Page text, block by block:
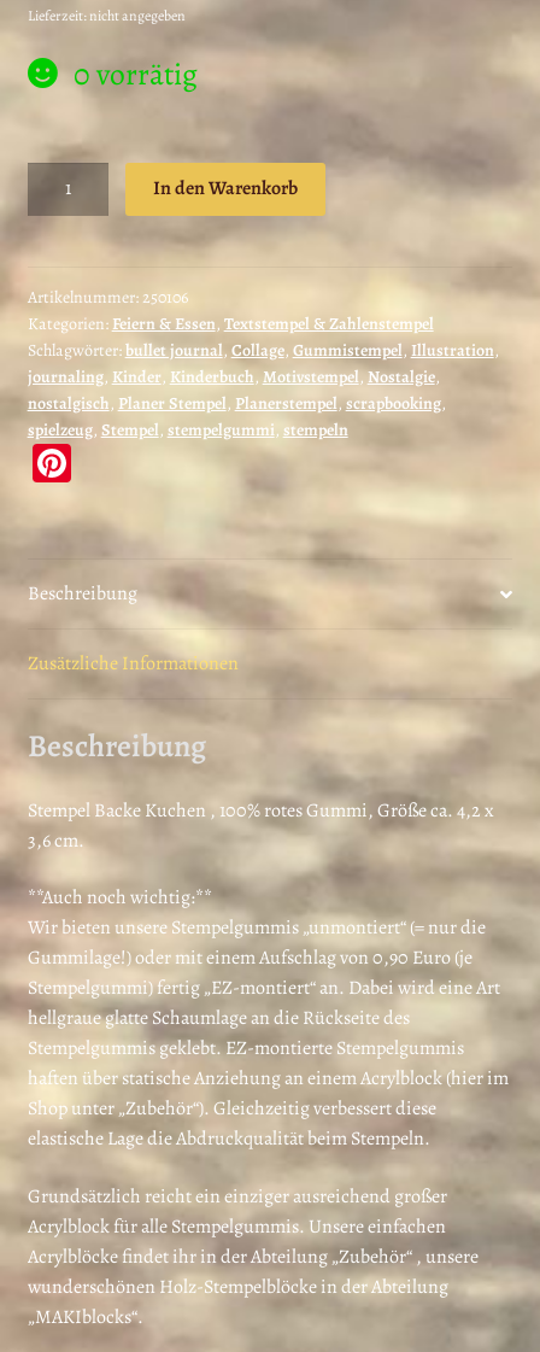
Lieferzeit: nicht angegeben
0 vorrätig
Backe
Kuchen
Text
-
unmontiert
oder
auf
Haftschaum
In den Warenkorb
Artikelnummer:250106
Kategorien: Feiern & Essen, Textstempel & Zahlenstempel
Schlagwörter:bullet journal, Collage, Gummistempel, Illustration,
journaling, Kinder, Kinderbuch, Motivstempel, Nostalgie,
nostalgisch, Planer Stempel, Planerstempel, scrapbooking,
spielzeug, Stempel, stempelgummi, stempeln
Pi
er
es
t
Beschreibung
Zusätzliche Informationen
Beschreibung
Stempel Backe Kuchen , 100% rotes Gummi, Größe ca. 4,2 x
3,6 cm.
**Auch noch wichtig:**
Wir bieten unsere Stempelgummis „unmontiert“ (= nur die
Gummilage!) oder mit einem Aufschlag von 0,90 Euro (je
Stempelgummi) fertig „EZ-montiert“ an. Dabei wird eine Art
hellgraue glatte Schaumlage an die Rückseite des
Stempelgummis geklebt. EZ-montierte Stempelgummis
haften über statische Anziehung an einem Acrylblock (hier im
Shop unter „Zubehör“). Gleichzeitig verbessert diese
elastische Lage die Abdruckqualität beim Stempeln.
Grundsätzlich reicht ein einziger ausreichend großer
Acrylblock für alle Stempelgummis. Unsere einfachen
Acrylblöcke findet ihr in der Abteilung „Zubehör“ , unsere
wunderschönen Holz-Stempelblöcke in der Abteilung
„MAKIblocks“.